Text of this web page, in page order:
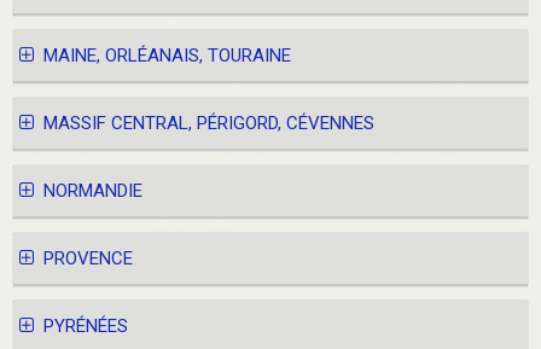
MAINE, ORLÉANAIS, TOURAINE
MASSIF CENTRAL, PÉRIGORD, CÉVENNES
NORMANDIE
PROVENCE
PYRÉNÉES